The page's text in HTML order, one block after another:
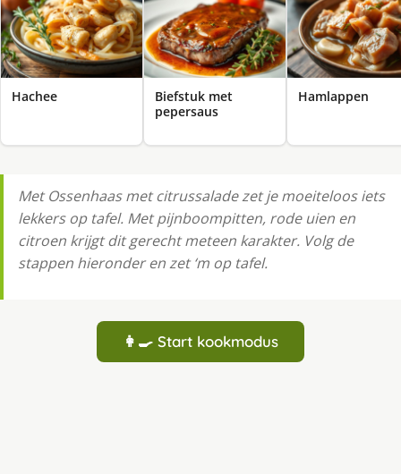
Hachee
Biefstuk met
pepersaus
Hamlappen
Met Ossenhaas met citrussalade zet je moeiteloos iets
lekkers op tafel. Met pijnboompitten, rode uien en
citroen krijgt dit gerecht meteen karakter. Volg de
stappen hieronder en zet ‘m op tafel.
👩‍🍳 Start kookmodus